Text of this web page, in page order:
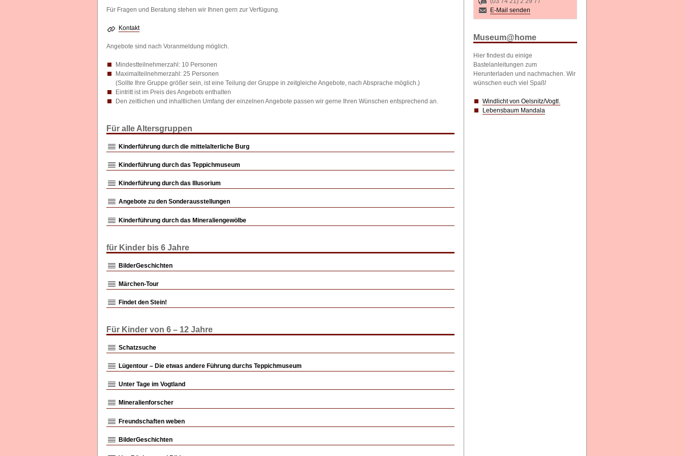
Für Fragen und Beratung stehen wir Ihnen gern zur Verfügung.
Kontakt
Angebote sind nach Voranmeldung möglich.
Mindestteilnehmerzahl: 10 Personen
Maximalteilnehmerzahl: 25 Personen
(Sollte Ihre Gruppe größer sein, ist eine Teilung der Gruppe in zeitgleiche Angebote, nach Absprache möglich.)
Eintritt ist im Preis des Angebots enthalten
Den zeitlichen und inhaltlichen Umfang der einzelnen Angebote passen wir gerne Ihren Wünschen entsprechend an.
Für alle Altersgruppen
Kinderführung durch die mittelalterliche Burg
Kinderführung durch das Teppichmuseum
Kinderführung durch das Illusorium
Angebote zu den Sonderausstellungen
Kinderführung durch das Mineraliengewölbe
für Kinder bis 6 Jahre
BilderGeschichten
Märchen-Tour
Findet den Stein!
Für Kinder von 6 – 12 Jahre
Schatzsuche
Lügentour – Die etwas andere Führung durchs Teppichmuseum
Unter Tage im Vogtland
Mineralienforscher
Freundschaften weben
BilderGeschichten
E-Mail senden
Museum@home
Hier findest du einige
Bastelanleitungen zum
Herunterladen und nachmachen. Wir
wünschen euch viel Spaß!
Windlicht von Oelsnitz/Vogtl.
Lebensbaum Mandala